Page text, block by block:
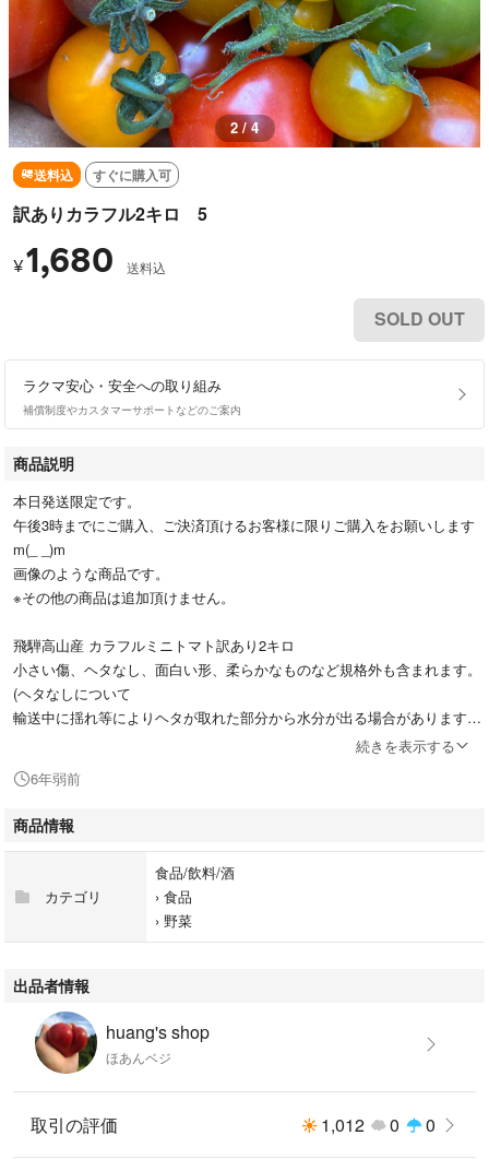
3 / 4
送料込 すぐに購入可
訳ありカラフル2キロ 5
¥1,680 送料込
SOLD OUT
ラクマ安心・安全への取り組み
補償制度やカスタマーサポートなどのご案内
商品説明
本日発送限定です。
午後3時までにご購入、ご決済頂けるお客様に限りご購入をお願いします
m(_ _)m
画像のような商品です。
※その他の商品は追加頂けません。
飛騨高山産 カラフルミニトマト訳あり2キロ
小さい傷、ヘタなし、面白い形、柔らかなものなど規格外も含まれます。
(ヘタなしについて
輸送中に揺れ等によりヘタが取れた部分から水分が出る場合があります。
土で育ててますので、トマトにそれぞれ個性があり、酸味とみずみずしさ
の昔ながらのトマト味やほんのり甘みのあるものなど様々です。
がっつり甘いトマトをお求めの方はご遠慮ください。
訳ありカラフル2キロ常温送料込み
また2泊必要となる場合にはクール便をお勧めしておりますので、ご購入
お手数ですが、ご購入後すぐにお電話番号とご希望のお届け時間帯がござ
いましたらお知らせください。
・午前中
続きを表示する
6年弱前
商品情報
カテゴリ
食品/飲料/酒
› 食品
› 野菜
出品者情報
huang's shop
ほあんベジ
取引の評価 1,012 0 0